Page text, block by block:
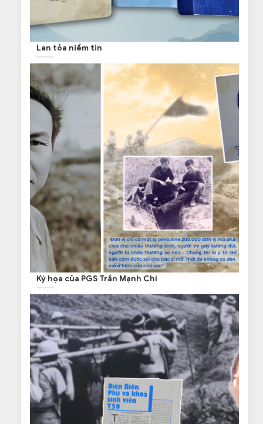
Lan tỏa niềm tin
Ký họa của PGS Trần Mạnh Chí